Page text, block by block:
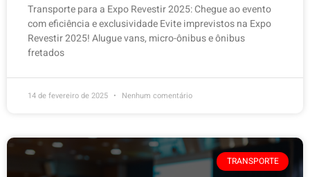
Transporte para a Expo Revestir 2025: Chegue ao evento
com eficiência e exclusividade Evite imprevistos na Expo
Revestir 2025! Alugue vans, micro-ônibus e ônibus
fretados
14 de fevereiro de 2025 Nenhum comentário
TRANSPORTE